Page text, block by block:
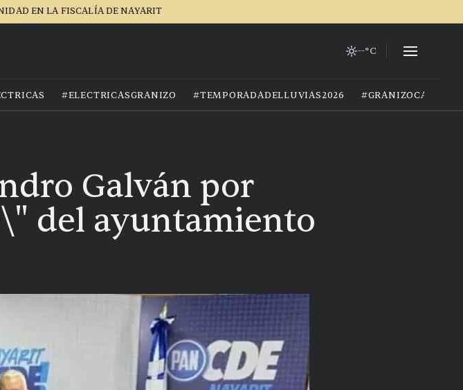
EN LA FISCALÍA DE NAYARIT
--°C
#ELECTRICASGRANIZO #TEMPORADADELLUVIAS2026 #GRANIZOCALOR
Galván por
del ayuntamiento